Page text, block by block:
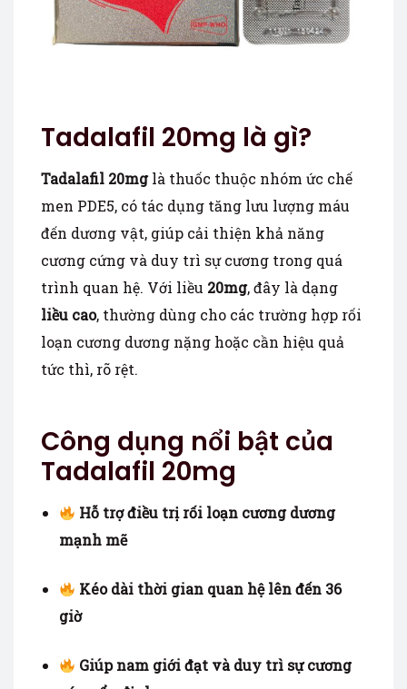
Tadalafil 20mg là gì?
Tadalafil 20mglà thuốc thuộc nhóm ức chế
men PDE5, có tác dụng tăng lưu lượng máu
đến dương vật, giúp cải thiện khả năng
cương cứng và duy trì sự cương trong quá
trình quan hệ. Với liều 20mg, đây là dạng
liều cao, thường dùng cho các trường hợp rối
loạn cương dương nặng hoặc cần hiệu quả
tức thì, rõ rệt.
Công dụng nổi bật của
Tadalafil 20mg
Hỗ trợ điều trị rối loạn cương dương
mạnh mẽ
Kéo dài thời gian quan hệ lên đến 36
giờ
Giúp nam giới đạt và duy trì sự cương